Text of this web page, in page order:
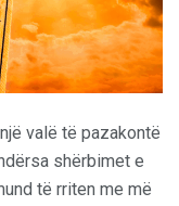
valë të pazakontë
shërbimet e
të rriten me më